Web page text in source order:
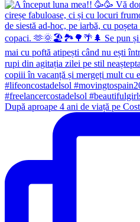
După aproape 4 ani de viață pe